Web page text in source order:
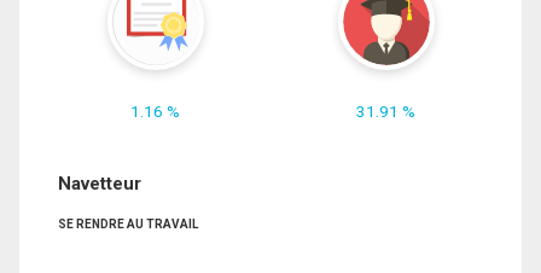
1.16 % 31.91 %
Navetteur
SE RENDRE AU TRAVAIL